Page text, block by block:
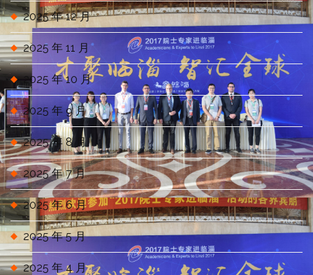
2025 年 12 月
2025 年 11 月
2025 年 10 月
2025 年 9 月
2025 年 8 月
2025 年 7 月
2025 年 6 月
2025 年 5 月
2025 年 4 月